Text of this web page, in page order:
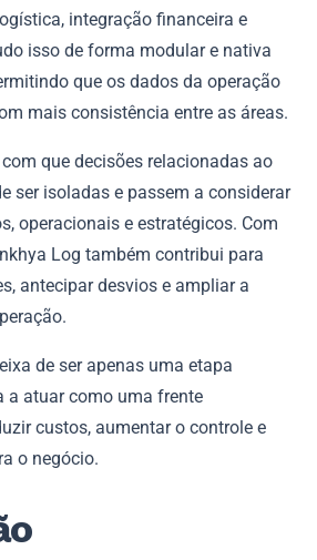
integração financeira e
isso de forma modular e nativa
que os dados da operação
mais consistência entre as áreas.
que decisões relacionadas ao
ser isoladas e passem a considerar
operacionais e estratégicos. Com
Log também contribui para
antecipar desvios e ampliar a
de ser apenas uma etapa
a atuar como uma frente
custos, aumentar o controle e
o negócio.